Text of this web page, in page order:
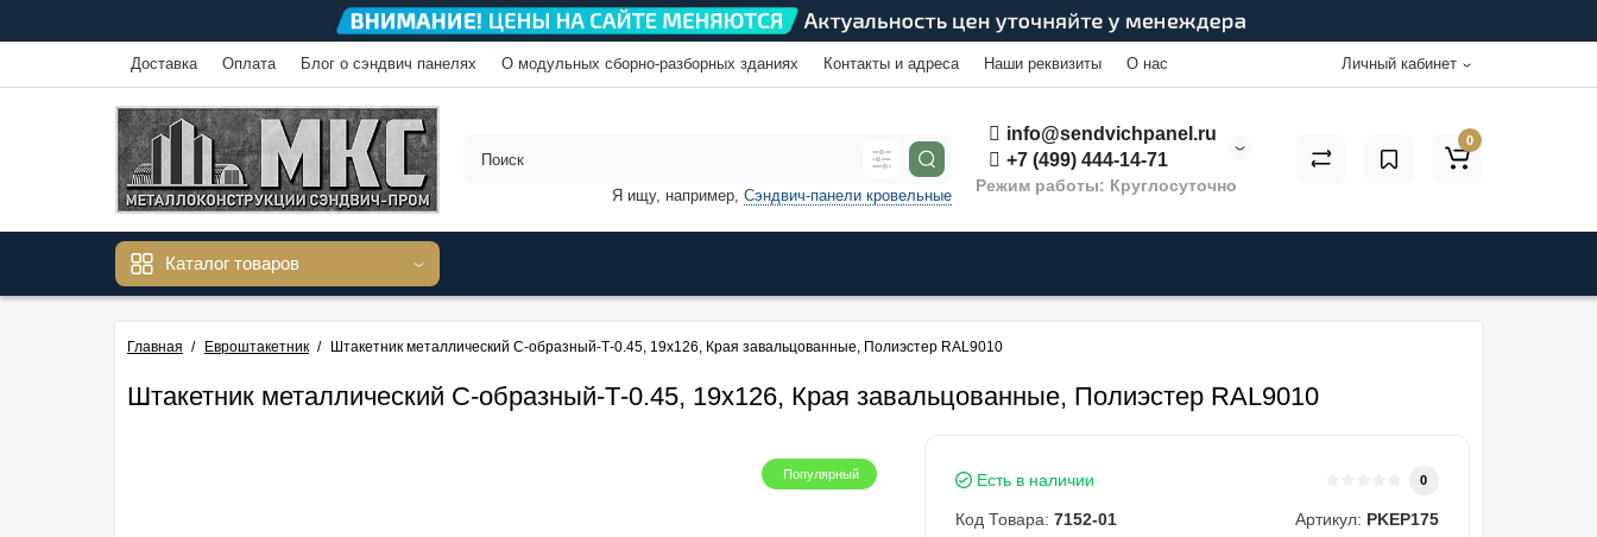
Доставка Оплата Блог о сэндвич панелях О модульных сборно-разборных зданиях Контакты и адреса Наши реквизиты О нас Личный кабинет
info@sendvichpanel.ru
+7 (499) 444-14-71
Режим работы: Круглосуточно
Я ищу, например, Сэндвич-панели кровельные
0
Каталог товаров
Главная Евроштакетник Штакетник металлический С-образный-Т-0.45, 19х126, Края завальцованные, Полиэстер RAL9010
Штакетник металлический С-образный-Т-0.45, 19х126, Края завальцованные, Полиэстер RAL9010
Популярный Есть в наличии 0
Код Товара: 7152-01 Артикул: PKEP175